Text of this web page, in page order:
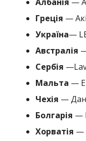
Греція —
Україна—
Австралія
Сербія
Мальта —
Чехія —
Болгарія —
Хорватія —